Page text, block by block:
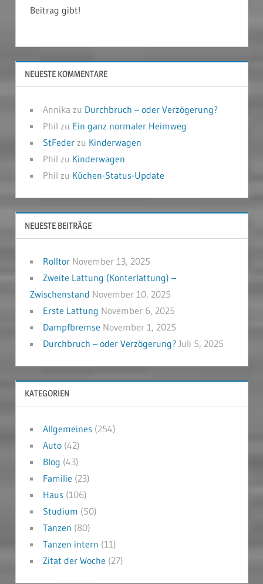
Beitrag gibt!
NEUESTE KOMMENTARE
Annika zu Durchbruch – oder Verzögerung?
Phil zu Ein ganz normaler Heimweg
StFederzu Kinderwagen
Phil zu Kinderwagen
Phil zu Küchen-Status-Update
NEUESTE BEITRÄGE
Rolltor November 13, 2025
Zweite Lattung (Konterlattung) –
Zwischenstand November 10, 2025
Erste Lattung November 6, 2025
Dampfbremse November 1, 2025
Durchbruch – oder Verzögerung? Juli 5, 2025
KATEGORIEN
Allgemeines(254)
Auto(42)
Blog (43)
Familie (23)
Haus(106)
Studium (50)
Tanzen (80)
Tanzen intern (11)
Zitat der Woche (27)